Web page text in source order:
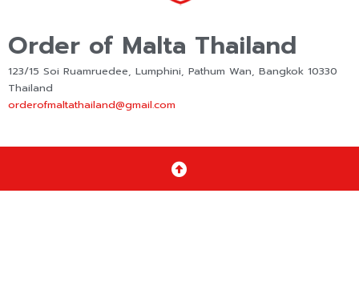
Order of Malta Thailand
123/15 Soi Ruamruedee, Lumphini, Pathum Wan, Bangkok 10330
Thailand
orderofmaltathailand@gmail.com